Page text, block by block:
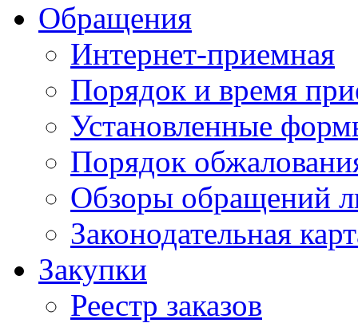
Обращения
Интернет-приемная
Порядок и время
Установленные
Порядок
Обзоры обращений
Законодательная
Закупки
Реестр заказов